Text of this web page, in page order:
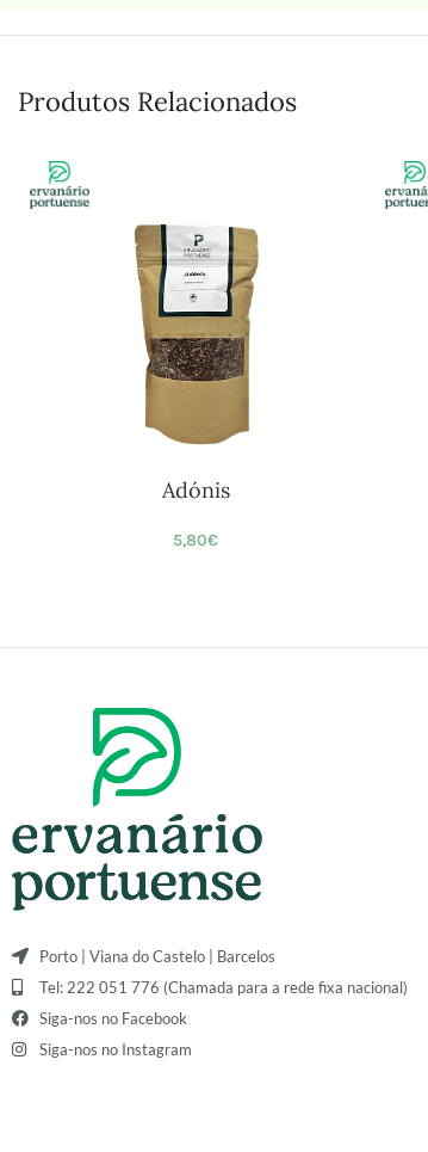
Produtos Relacionados
Adónis
5,80€
Porto | Viana do Castelo | Barcelos
Tel: 222 051 776 (Chamada para a rede fixa nacional)
Siga-nos no Facebook
Siga-nos no Instagram